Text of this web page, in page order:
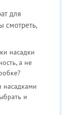
для
смотреть,
насадки
а не
насадками
и